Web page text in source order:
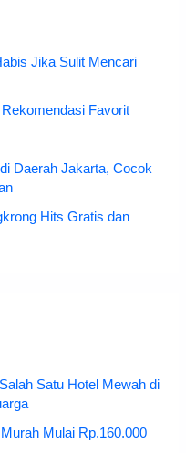
Jika Sulit Mencari
Favorit
Daerah Jakarta, Cocok
Hits Gratis dan
Satu Hotel Mewah di
Mulai Rp.160.000